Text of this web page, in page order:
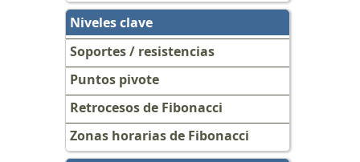
Niveles clave
Soportes / resistencias
Puntos pivote
Retrocesos de Fibonacci
Zonas horarias de Fibonacci